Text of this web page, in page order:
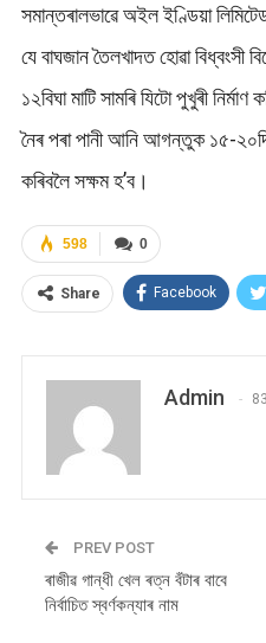
সমান্তৰালভাৱে অইল ইণ্ডিয়া
যে বাঘজান তৈলখাদত হোৱা
১২বিঘা মাটি সামৰি যিটো পুখুৰী
নৈৰ পৰা পানী আনি আগন্তুক ১৫-
কৰিবলৈ সক্ষম হ’ব।
0
598
Share Facebook
Admin
PREV POST
ৰাজীৱ গান্ধী খেল ৰত্ন বঁটাৰ বাবে
নিৰ্বাচিত স্বৰ্ণকন্যাৰ নাম